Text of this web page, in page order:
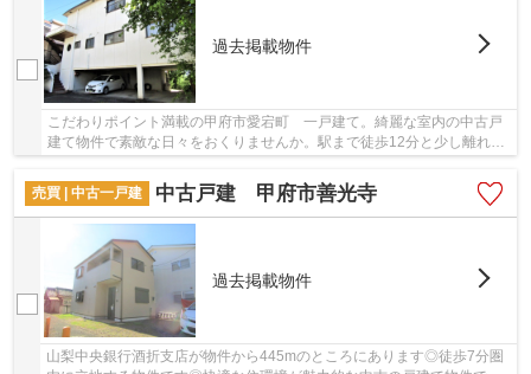
過去掲載物件
こだわりポイント満載の甲府市愛宕町 一戸建て。綺麗な室内の中古戸
建て物件で素敵な日々をおくりませんか。駅まで徒歩12分と少し離れた
売買 | 中古一戸建
中古戸建 甲府市善光寺
過去掲載物件
山梨中央銀行酒折支店が物件から445mのところにあります◎徒歩7分圏